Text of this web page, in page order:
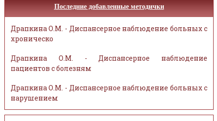
Последние добавленные методички
Драпкина О.М. - Диспансерное наблюдение больных с
хроническо
Драпкина О.М. - Диспансерное наблюдение
пациентов с болезням
Драпкина О.М. - Диспансерное наблюдение больных с
нарушением